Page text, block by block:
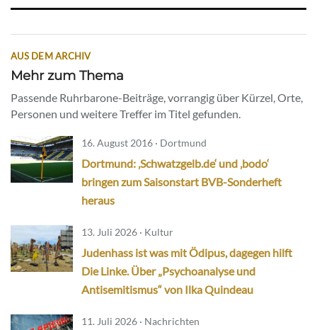
AUS DEM ARCHIV
Mehr zum Thema
Passende Ruhrbarone-Beiträge, vorrangig über Kürzel, Orte,
Personen und weitere Treffer im Titel gefunden.
16. August 2016 · Dortmund
Dortmund: ‚Schwatzgelb.de‘ und ‚bodo‘
bringen zum Saisonstart BVB-Sonderheft
heraus
13. Juli 2026 · Kultur
Judenhass ist was mit Ödipus, dagegen hilft
Die Linke. Über „Psychoanalyse und
Antisemitismus“ von Ilka Quindeau
11. Juli 2026 · Nachrichten